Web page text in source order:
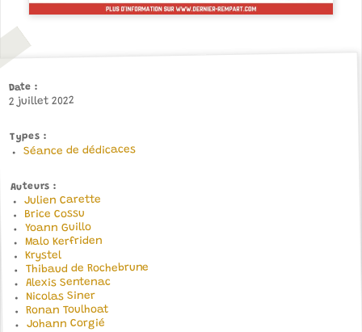
Date
2 juillet 2022
Types
Séance de dédicaces
Auteurs
Julien Carette
Brice Cossu
Yoann Guillo
Malo Kerfriden
Krystel
Thibaud de Rochebrune
Alexis Sentenac
Nicolas Siner
Ronan Toulhoat
Johann Corgié